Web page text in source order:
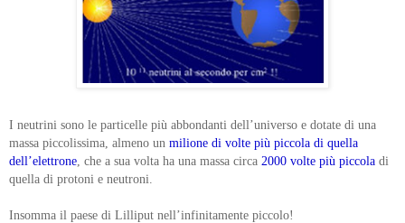
I neutrini sono le particelle più abbondanti dell’universo e dotate di una
massa piccolissima, almeno un milione di volte più piccola di quella
dell’elettrone , che a sua volta ha una massa circa 2000 volte più piccola di
quella di protoni e neutroni.
Insomma il paese di Lilliput nell’infinitamente piccolo!